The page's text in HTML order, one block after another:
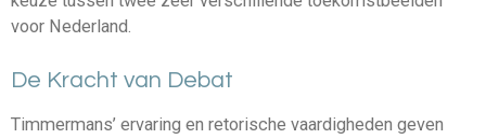
voor Nederland.
De Kracht van Debat
Timmermans’ ervaring en retorische vaardigheden geven